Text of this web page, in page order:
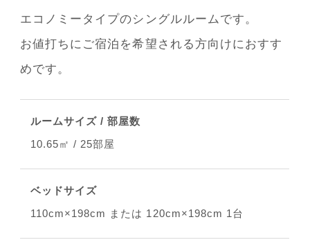
エコノミータイプのシングルルームです。
お値打ちにご宿泊を希望される方向けにおすす
めです。
ルームサイズ / 部屋数
10.65㎡ / 25部屋
ベッドサイズ
110cm×198cm または 120cm×198cm 1台